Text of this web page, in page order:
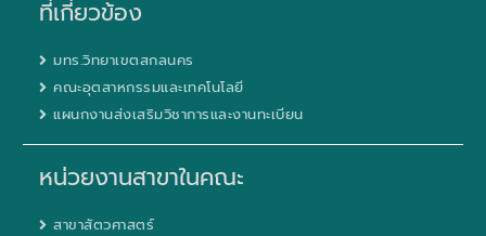
ที่เกี่ยวข้อง
มทร.วิทยาเขตสกลนคร
คณะอุตสาหกรรมและเทคโนโลยี
แผนกงานส่งเสริมวิชาการและงานทะเบียน
หน่วยงานสาขาในคณะ
สาขาสัตวศาสตร์